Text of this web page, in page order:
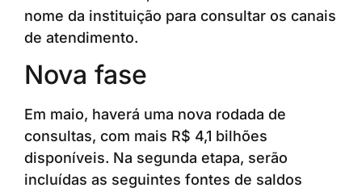
nome da instituição para consultar os canais
de atendimento.
Nova fase
Em maio, haverá uma nova rodada de
consultas, com mais R$ 4,1 bilhões
disponíveis. Na segunda etapa, serão
incluídas as seguintes fontes de saldos